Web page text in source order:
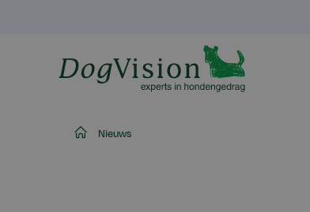
Home
Nieuws